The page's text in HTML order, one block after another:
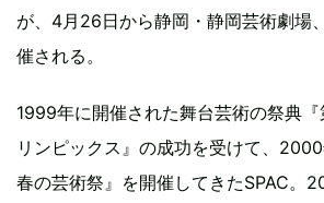
が、4月26日から静岡・静岡芸術劇場
催される。
1999年に開催された舞台芸術の祭典
リンピックス』の成功を受けて、
春の芸術祭』を開催してきたSPAC。